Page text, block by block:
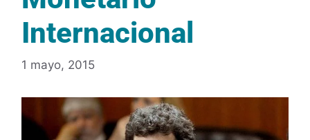
Internacional
1 mayo, 2015